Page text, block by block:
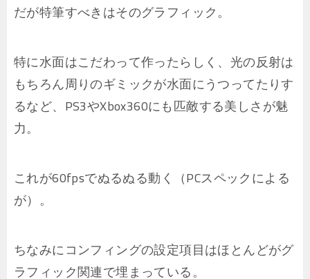
だが特筆すべきはそのグラフィック。
特に水面はこだわって作ったらしく、光の反射は
もちろん周りのギミックが水面にうつってたりす
るなど、PS3やXbox360にも匹敵する美しさが魅
力。
これが60fpsでぬるぬる動く（PCスペックによる
が）。
ちなみにコンフィングの設定項目はほとんどがグ
ラフィック関連で埋まっている。